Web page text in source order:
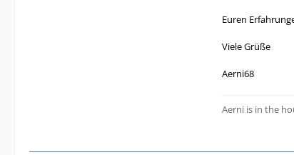
Euren
Viele Grüße
Aerni68
Aerni is in the